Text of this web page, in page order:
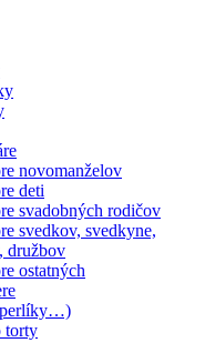
novomanželov
deti
svadobných rodičov
svedkov, svedkyne,
družbov
ostatných
torty